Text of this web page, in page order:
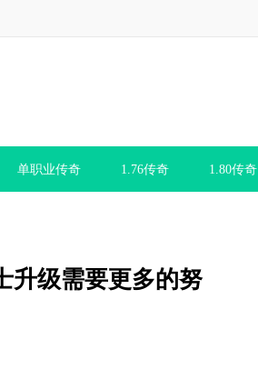
单职业传奇 1.76传奇 1.80传奇
升级需要更多的努